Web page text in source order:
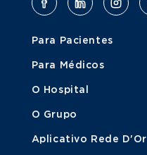
Para Pacientes
Para Médicos
O Hospital
O Grupo
Aplicativo Rede D'Or